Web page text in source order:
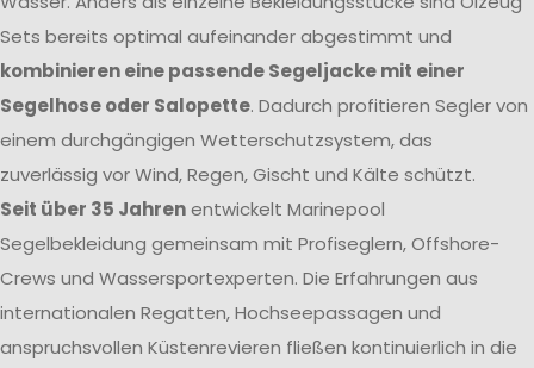
Sets bereits optimal aufeinander abgestimmt und
kombinieren eine passende Segeljacke mit einer
Segelhose oder Salopette. Dadurch profitieren Segler von
einem durchgängigen Wetterschutzsystem, das
zuverlässig vor Wind, Regen, Gischt und Kälte schützt.
Seit über 35 Jahrenentwickelt Marinepool
Segelbekleidung gemeinsam mit Profiseglern, Offshore-
Crews und Wassersportexperten. Die Erfahrungen aus
internationalen Regatten, Hochseepassagen und
anspruchsvollen Küstenrevieren fließen kontinuierlich in die